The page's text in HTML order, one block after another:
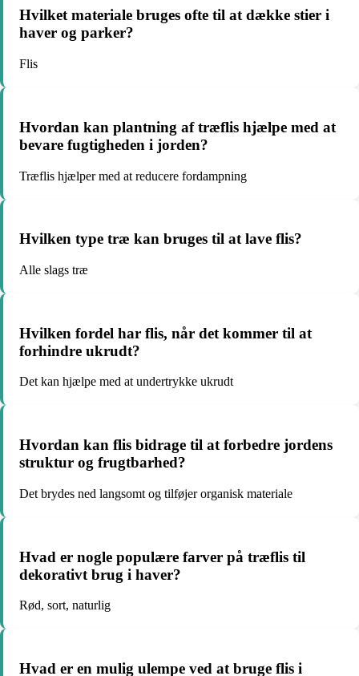
Hvilket materiale bruges ofte til at dække stier i
haver og parker?
Flis
Hvordan kan plantning af træflis hjælpe med at
bevare fugtigheden i jorden?
Træflis hjælper med at reducere fordampning
Hvilken type træ kan bruges til at lave flis?
Alle slags træ
Hvilken fordel har flis, når det kommer til at
forhindre ukrudt?
Det kan hjælpe med at undertrykke ukrudt
Hvordan kan flis bidrage til at forbedre jordens
struktur og frugtbarhed?
Det brydes ned langsomt og tilføjer organisk materiale
Hvad er nogle populære farver på træflis til
dekorativt brug i haver?
Rød, sort, naturlig
Hvad er en mulig ulempe ved at bruge flis i